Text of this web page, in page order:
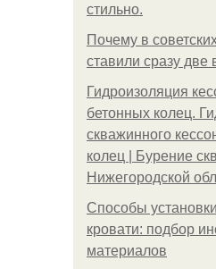
стильнo.
Почему в
ставили сразу две
Гидроизоляция
бетонных колец.
скважинного
колец | Бурение
Нижегородской
Способы
кровати: подбор
материалов